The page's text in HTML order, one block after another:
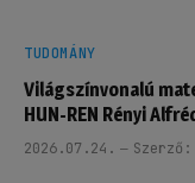
TUDOMÁNY
Világszínvonalú
HUN-REN Rényi
2026.07.24. Szerző: